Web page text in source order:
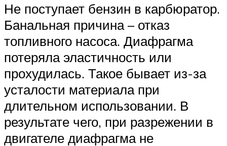
Не поступает бензин в карбюратор.
Банальная причина – отказ
топливного насоса. Диафрагма
потеряла эластичность или
прохудилась. Такое бывает из-за
усталости материала при
длительном использовании. В
результате чего, при разрежении в
двигателе диафрагма не